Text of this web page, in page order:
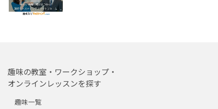
趣味の教室・ワークショップ・
オンラインレッスンを探す
趣味一覧